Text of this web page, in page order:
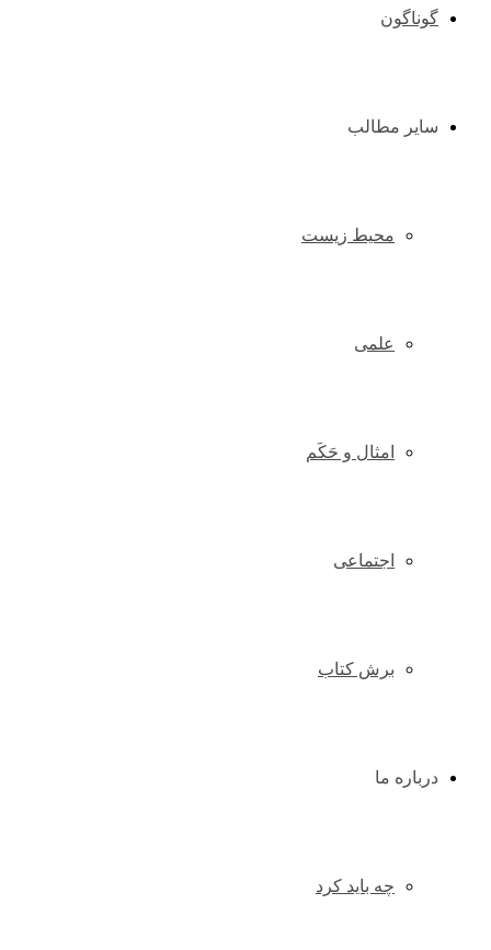
گوناگون
سایر مطالب
محیط زیست
علمی
امثال و حَکَم
اجتماعی
برش کتاب
درباره ما
چه باید کرد